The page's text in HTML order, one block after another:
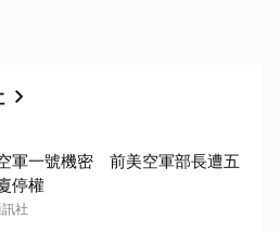
軍一號機密 前美空軍部長遭五
停權
社